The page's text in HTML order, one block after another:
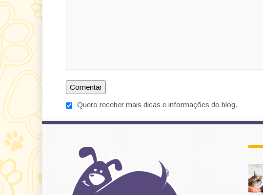
Quero receber mais dicas e informações do blog.